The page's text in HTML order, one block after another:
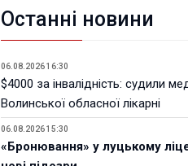
Останні новини
06.08.2026 16:30
$4000 за інвалідність: судили
Волинської обласної лікарні
06.08.2026 15:30
«Бронювання» у луцькому